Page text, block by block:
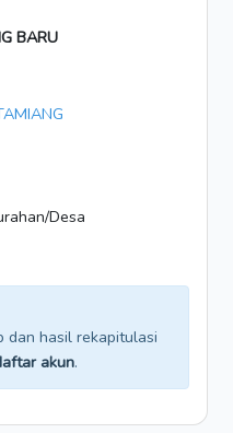
BARU
Desa
dan hasil rekapitulasi
akun.